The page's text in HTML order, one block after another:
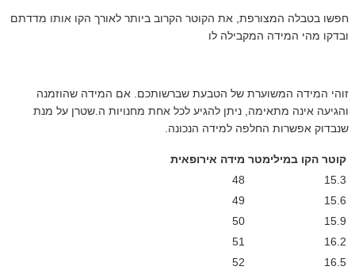
חפשו בטבלה המצורפת, את הקוטר הקרוב ביותר לאורך הקו אותו מדדתם
ובדקו מהי המידה המקבילה לו
זוהי המידה המשוערת של הטבעת שברשותכם. אם המידה שהוזמנה
והגיעה אינה מתאימה, ניתן להגיע לכל אחת מחנויות ה.שטרן על מנת
שנבדוק אפשרות החלפה למידה הנכונה.
קוטר הקו במילימטר מידה אירופאית
15.3
48
15.6
49
15.9
50
16.2
51
16.5
52